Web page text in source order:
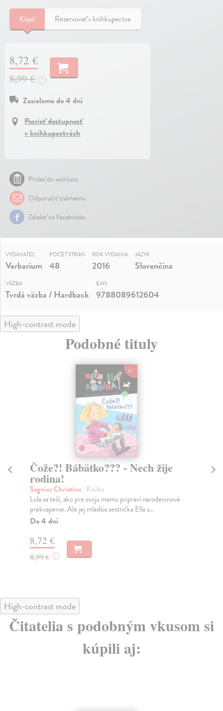
Kúpiť Rezervovať v kníhkupectve
8,72 €
8,99 €
?
Zasielame do 4 dní
Pozrieť dostupnosť
v kníhkupectvách
Pridať do wishlistu
Odporučiť známemu
Zdielať na Facebooku
VYDAVATEĽ
Verbarium
POČET STRÁN
48
ROK VYDANIA
2016
JAZYK
Slovenčina
VÄZBA
Tvrdá väzba / Hardback
EAN
9788089612604
High-contrast mode
Podobné tituly
Čože?! Bábätko??? - Nech žije
rodina!
Sagnier Christine | Kniha
Lola sa teší, ako pre svoju mamu pripraví narodeninové
prekvapenie. Ale jej mladšia sestrička Ella s...
Do 4 dní
8,72 €
8,99 € ?
High-contrast mode
Čitatelia s podobným vkusom si
kúpili aj: